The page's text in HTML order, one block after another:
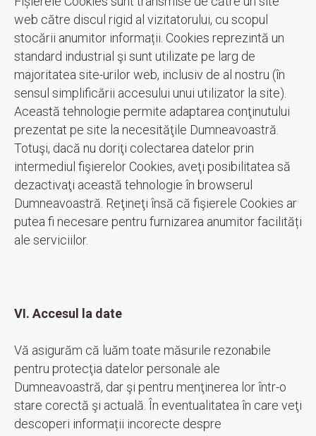
web către discul rigid al vizitatorului, cu scopul
stocării anumitor informații. Cookies reprezintă un
standard industrial şi sunt utilizate pe larg de
majoritatea site-urilor web, inclusiv de al nostru (în
sensul simplificării accesului unui utilizator la site).
Această tehnologie permite adaptarea conţinutului
prezentat pe site la necesităţile Dumneavoastră.
Totuşi, dacă nu doriţi colectarea datelor prin
intermediul fişierelor Cookies, aveţi posibilitatea să
dezactivaţi această tehnologie în browserul
Dumneavoastră. Reţineţi însă că fişierele Cookies ar
putea fi necesare pentru furnizarea anumitor facilități
ale serviciilor.
VI. Accesul la date
Vă asigurăm că luăm toate măsurile rezonabile
pentru protecţia datelor personale ale
Dumneavoastră, dar şi pentru menţinerea lor într-o
stare corectă şi actuală. În eventualitatea în care veţi
descoperi informații incorecte despre